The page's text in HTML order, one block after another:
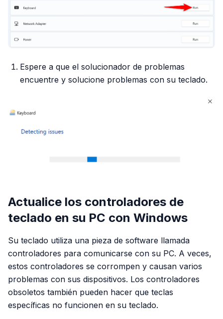
Espere a que el solucionador de problemas
encuentre y solucione problemas con su teclado.
Actualice los controladores de
teclado en su PC con Windows
Su teclado utiliza una pieza de software llamada
controladores para comunicarse con su PC. A veces,
estos controladores se corrompen y causan varios
problemas con sus dispositivos. Los controladores
obsoletos también pueden hacer que teclas
específicas no funcionen en su teclado.